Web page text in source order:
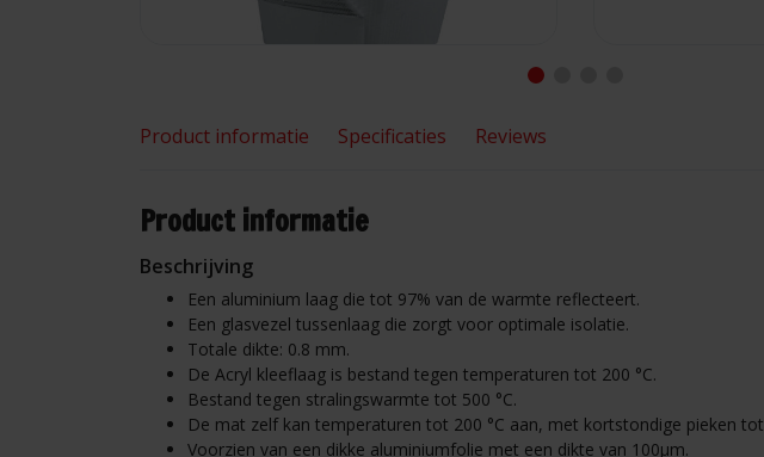
Product informatie Specificaties Reviews
Product informatie
Beschrijving
Een aluminium laag die tot 97% van de warmte reflecteert.
Een glasvezel tussenlaag die zorgt voor optimale isolatie.
Totale dikte: 0.8 mm.
De Acryl kleeflaag is bestand tegen temperaturen tot 200 °C.
Bestand tegen stralingswarmte tot 500 °C.
De mat zelf kan temperaturen tot 200 °C aan, met kortstondige pieken tot
Voorzien van een dikke aluminiumfolie met een dikte van 100μm.